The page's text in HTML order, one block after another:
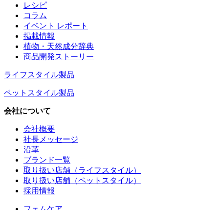
レシピ
コラム
イベント レポート
掲載情報
植物・天然成分辞典
商品開発ストーリー
ライフスタイル製品
ペットスタイル製品
会社について
会社概要
社長メッセージ
沿革
ブランド一覧
取り扱い店舗（ライフスタイル）
取り扱い店舗（ペットスタイル）
採用情報